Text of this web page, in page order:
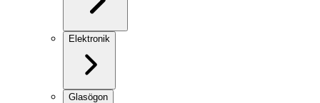
Elektronik
Glasögon